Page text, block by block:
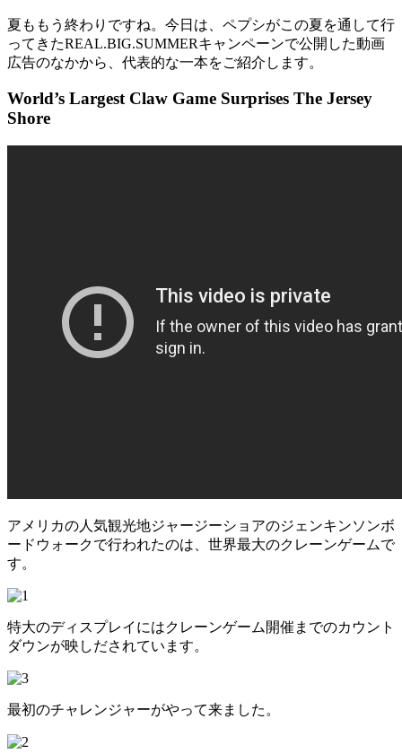
夏ももう終わりですね。今日は、ペプシがこの夏を通して行
ってきたREAL.BIG.SUMMERキャンペーンで公開した動画
広告のなかから、代表的な一本をご紹介します。
World’s Largest Claw Game Surprises The Jersey
Shore
アメリカの人気観光地ジャージーショアのジェンキンソンボ
ードウォークで行われたのは、世界最大のクレーンゲームで
す。
特大のディスプレイにはクレーンゲーム開催までのカウント
ダウンが映しだされています。
最初のチャレンジャーがやって来ました。